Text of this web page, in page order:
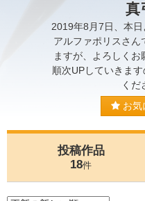
真
2019年8月7日、本日
アルファポリスさん
ますが、よろしく
順次UPしていきま
くだ
お気
投稿作品
18件